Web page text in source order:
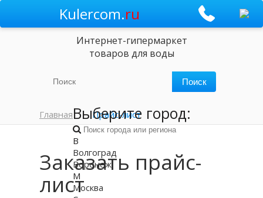
Kulercom.ru
Интернет-гипермаркет
товаров для воды
Главная Прайс-лист
Заказать прайс-
лист
Выберите город:
В
Волгоград
Воронеж
М
Москва